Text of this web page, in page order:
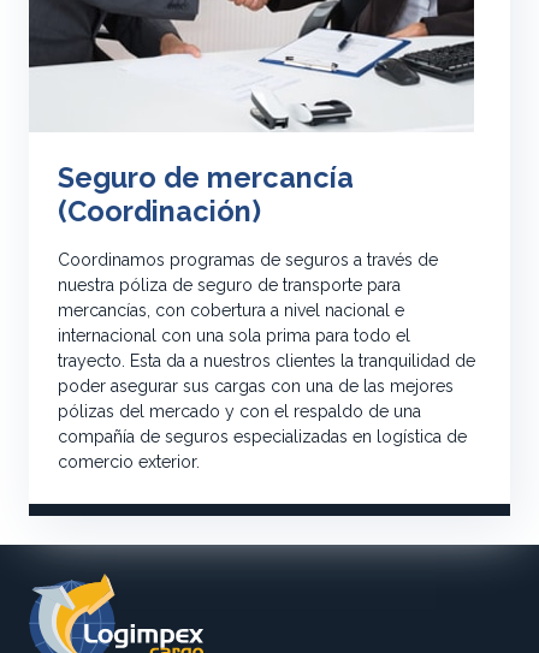
Seguro de mercancía
(Coordinación)
Coordinamos programas de seguros a través de
nuestra póliza de seguro de transporte para
mercancías, con cobertura a nivel nacional e
internacional con una sola prima para todo el
trayecto. Esta da a nuestros clientes la tranquilidad de
poder asegurar sus cargas con una de las mejores
pólizas del mercado y con el respaldo de una
compañía de seguros especializadas en logística de
comercio exterior.